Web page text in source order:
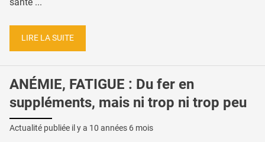
santé ...
LIRE LA SUITE
ANÉMIE, FATIGUE : Du fer en
suppléments, mais ni trop ni trop peu
Actualité publiée il y a 10 années 6 mois